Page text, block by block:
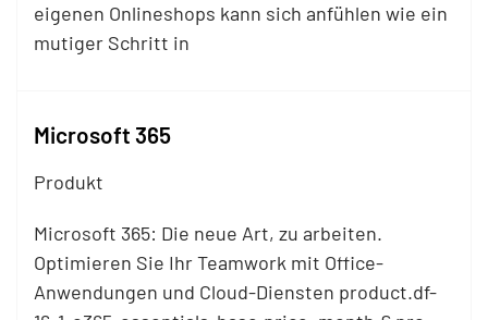
eigenen Onlineshops kann sich anfühlen wie ein
mutiger Schritt in
Microsoft 365
Produkt
Microsoft 365: Die neue Art, zu arbeiten.
Optimieren Sie Ihr Teamwork mit Office-
Anwendungen und Cloud-Diensten product.df-